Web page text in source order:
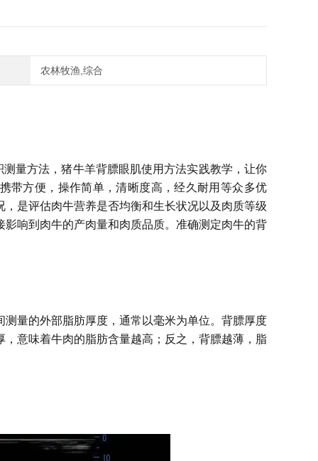
农林牧渔,综合
量方法，猪牛羊背膘眼肌使用方法实践教学，让你
带方便，操作简单，清晰度高，经久耐用等众多优
是评估肉牛营养是否均衡和生长状况以及肉质等级
响到肉牛的产肉量和肉质品质。准确测定肉牛的背
量的外部脂肪厚度，通常以毫米为单位。背膘厚度
意味着牛肉的脂肪含量越高；反之，背膘越薄，脂